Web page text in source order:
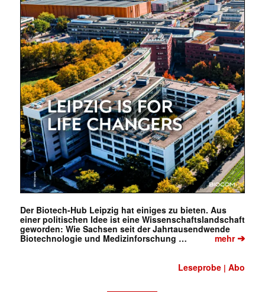
Der Biotech-Hub Leipzig hat einiges zu bieten. Aus
einer politischen Idee ist eine Wissenschaftslandschaft
geworden: Wie Sachsen seit der Jahrtausendwende
Biotechnologie und Medizinforschung …
mehr➔
Leseprobe |Abo